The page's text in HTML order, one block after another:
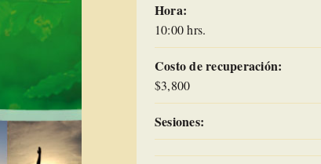
Hora:
10:00 hrs.
Costo de recuperación:
$3,800
Sesiones: